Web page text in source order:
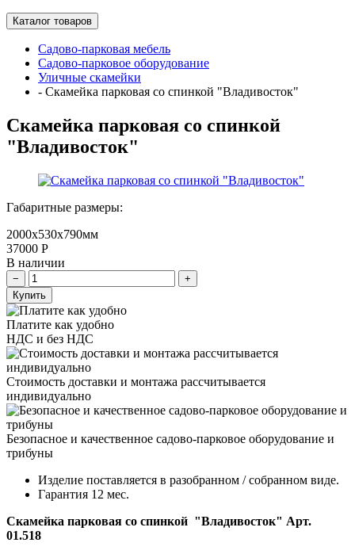
Каталог товаров
Садово-парковая мебель
Садово-парковое оборудование
Уличные скамейки
- Скамейка парковая со спинкой "Владивосток"
Скамейка парковая со спинкой
"Владивосток"
Габаритные размеры:
2000х530х790мм
37000 Р
В наличии
Купить
Платите как удобно
НДС и без НДС
Стоимость доставки и монтажа рассчитывается
индивидуально
Безопасное и качественное садово-парковое оборудование и
трибуны
Изделие поставляется в разобранном / собранном виде.
Гарантия 12 мес.
Скамейка парковая со спинкой "Владивосток" Арт.
01.518